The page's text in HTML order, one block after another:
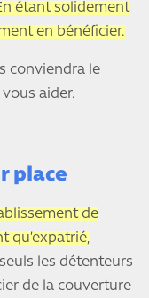
étant solidement
en bénéficier.
conviendra le
aider.
place
de
qu’expatrié,
les détenteurs
de la couverture